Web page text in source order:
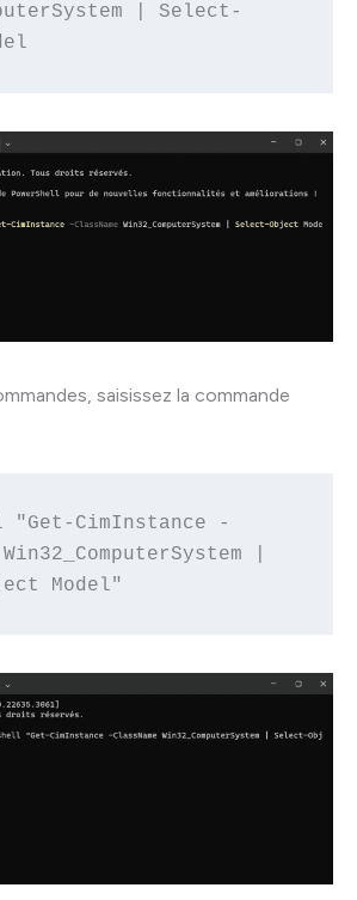
| Select-
saisissez la commande
"Get-CimInstance -
|
Model"